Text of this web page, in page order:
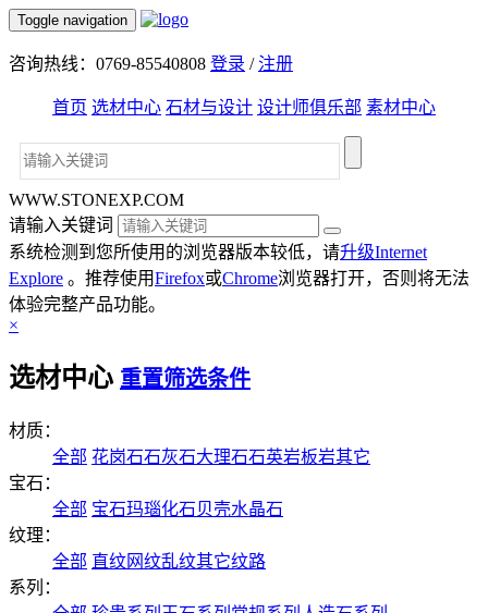
Toggle navigation
咨询热线：0769-85540808 登录 /注册
首页 选材中心 石材与设计 设计师俱乐部 素材中心
WWW.STONEXP.COM
请输入关键词
系统检测到您所使用的浏览器版本较低，请升级Internet
Explore 。推荐使用Firefox或Chrome浏览器打开，否则将无法
体验完整产品功能。
×
选材中心 重置筛选条件
材质：
全部 花岗石石灰石大理石石英岩板岩其它
宝石：
全部 宝石玛瑙化石贝壳水晶石
纹理：
全部 直纹网纹乱纹其它纹路
系列：